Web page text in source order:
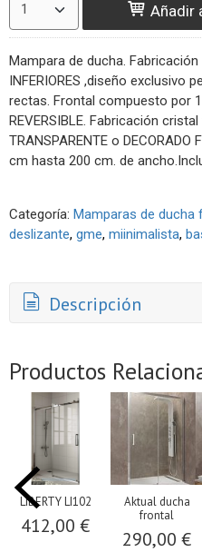
Añadir
Mampara de ducha. Fabricación
INFERIORES ,diseño exclusivo
rectas. Frontal compuesto por
REVERSIBLE. Fabricación
TRANSPARENTE o
cm hasta 200 cm. de
Categoría: Mamparas de
deslizante gme miinimalista
Descripción
Productos
LIBERTY LI102
412,00 €
Aktual ducha
frontal
290,00 €